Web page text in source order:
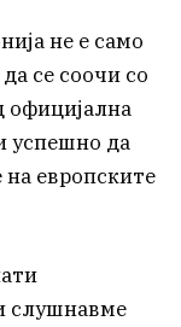
не е само
се соочи со
официјална
успешно да
европските
слушнавме